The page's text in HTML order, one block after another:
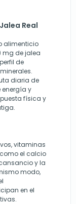
Real
alimenticio
mg de jalea
de
diaria de
y
física y
vitaminas
como el calcio
y la
modo,
en el